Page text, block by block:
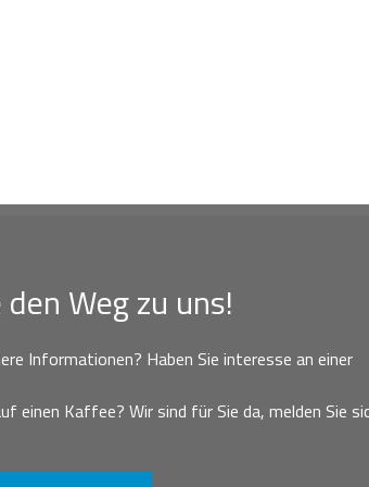
den Weg zu uns!
Informationen? Haben Sie interesse an einer
einen Kaffee? Wir sind für Sie da, melden Sie